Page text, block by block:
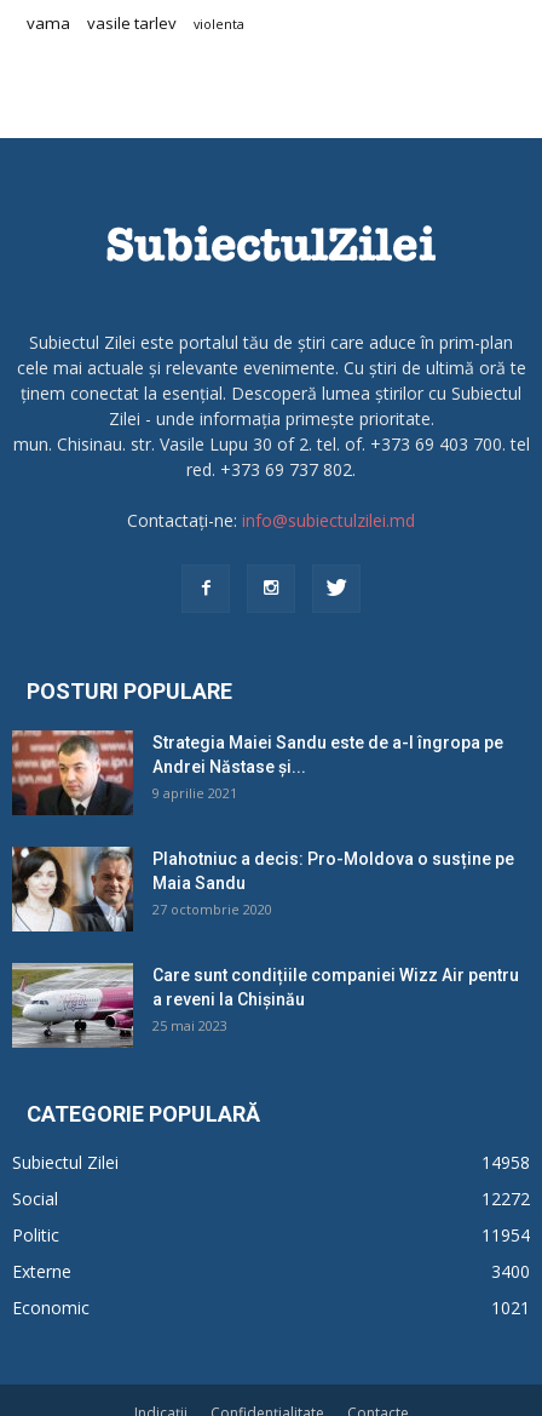
vama vasile tarlev violenta
Subiectul Zilei este portalul tău de știri care aduce în prim-plan
cele mai actuale și relevante evenimente. Cu știri de ultimă oră te
ținem conectat la esențial. Descoperă lumea știrilor cu Subiectul
Zilei - unde informația primește prioritate.
mun. Chisinau. str. Vasile Lupu 30 of 2. tel. of. +373 69 403 700. tel
red. +373 69 737 802.
Contactați-ne: info@subiectulzilei.md
POSTURI POPULARE
Strategia Maiei Sandu este de a-l îngropa pe
Andrei Năstase și...
9 aprilie 2021
Plahotniuc a decis: Pro-Moldova o susține pe
Maia Sandu
27 octombrie 2020
Care sunt condițiile companiei Wizz Air pentru
a reveni la Chișinău
25 mai 2023
CATEGORIE POPULARĂ
Subiectul Zilei
14958
Social
12272
Politic
11954
Externe
3400
Economic
1021